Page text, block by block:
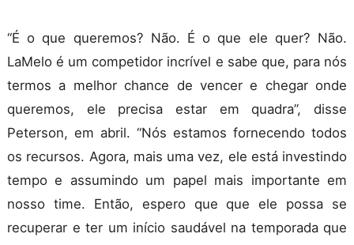
“É o que queremos? Não. É o que ele quer? Não.
LaMelo é um competidor incrível e sabe que, para nós
termos a melhor chance de vencer e chegar onde
queremos, ele precisa estar em quadra”, disse
Peterson, em abril. “Nós estamos fornecendo todos
os recursos. Agora, mais uma vez, ele está investindo
tempo e assumindo um papel mais importante em
nosso time. Então, espero que que ele possa se
recuperar e ter um início saudável na temporada que